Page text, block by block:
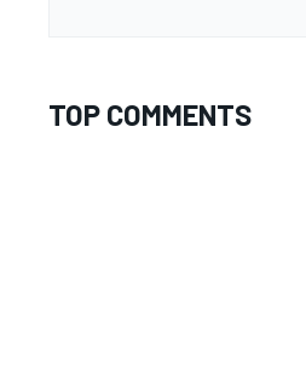
TOP COMMENTS